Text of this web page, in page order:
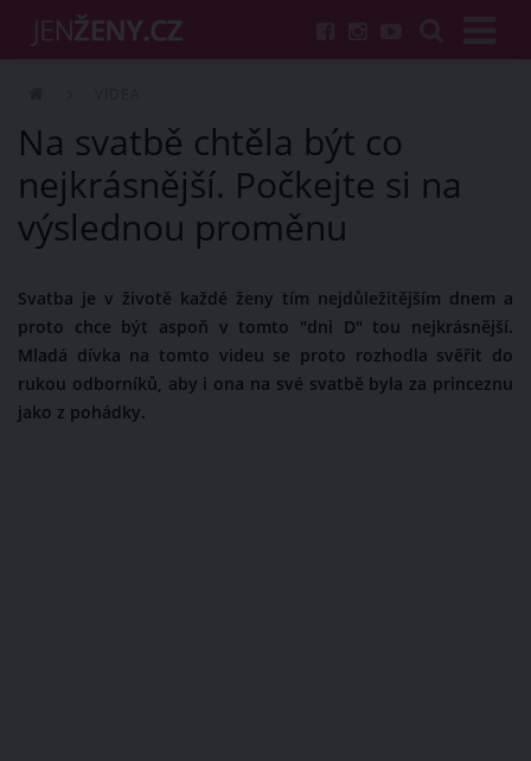
Na svatbě chtěla být co
nejkrásnější. Počkejte si na
výslednou proměnu
Svatba je v životě každé ženy tím nejdůležitějším dnem a
proto chce být aspoň v tomto "dni D" tou nejkrásnější.
Mladá dívka na tomto videu se proto rozhodla svěřit do
rukou odborníků, aby i ona na své svatbě byla za princeznu
jako z pohádky.